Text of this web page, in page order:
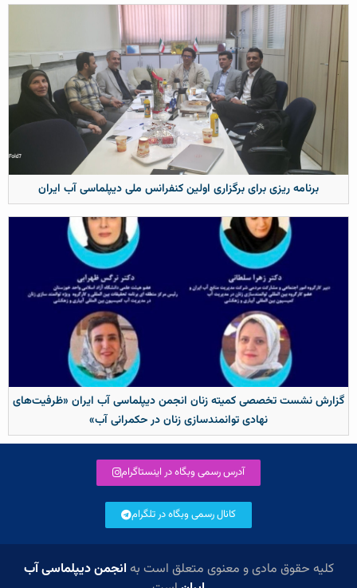
برنامه ریزی برای برگزاری اولین کنفرانس ملی دیپلماسی آب ایران
گزارش نشست تخصصی کمیته زنان انجمن دیپلماسی آب ایران «ظرفیت‌های
نهادی توانمندسازی زنان در حکمرانی آب»
آدرس رسمی وبگاه در اینستاگرام
کانال رسمی وبگاه در تلگرام
کلیه حقوق مادی و معنوی متعلق است به انجمن دیپلماسی آب